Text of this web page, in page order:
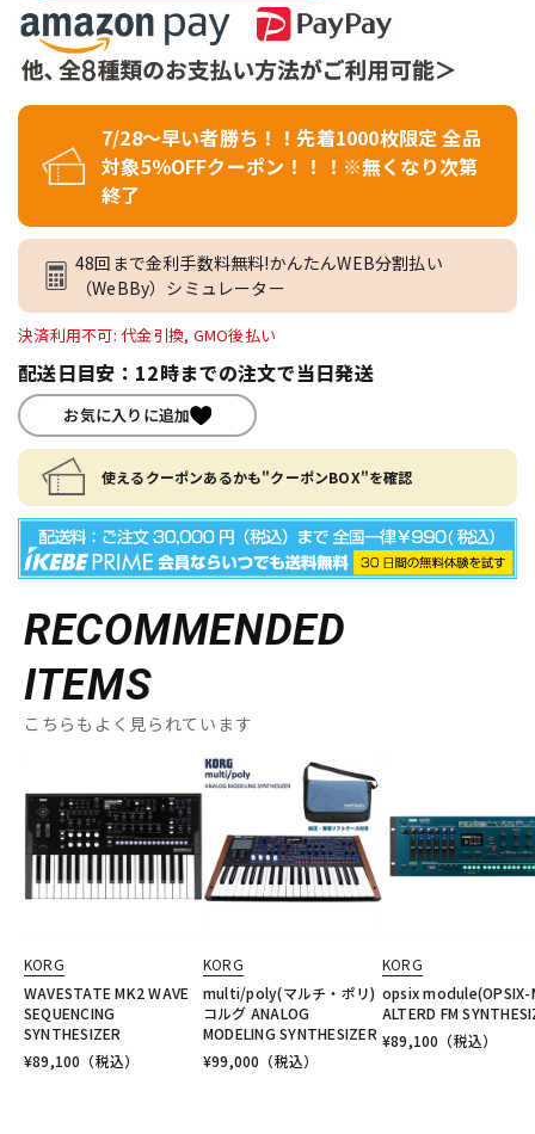
7/28～早い者勝ち！！先着1000枚限定 全品
対象5％OFFクーポン！！！※無くなり次第
終了
48回まで金利手数料無料!かんたんWEB分割払い
（WeBBy）シミュレーター
決済利用不可: 代金引換, GMO後払い
配送日目安：12時までの注文で当日発送
お気に入りに追加
使えるクーポンあるかも"クーポンBOX"を確認
RECOMMENDED
ITEMS
こちらもよく見られています
KORG
WAVESTATE MK2 WAVE
SEQUENCING
SYNTHESIZER
¥89,100 （税込）
KORG
multi/poly(マルチ・ポリ)
コルグ ANALOG
MODELING SYNTHESIZER
¥99,000 （税込）
KORG
opsix module(OPSIX-
ALTERD FM
¥89,100 （税込）